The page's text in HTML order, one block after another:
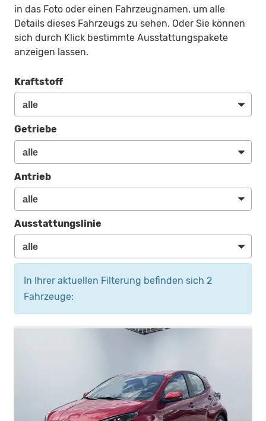
in das Foto oder einen Fahrzeugnamen, um alle
Details dieses Fahrzeugs zu sehen. Oder Sie können
sich durch Klick bestimmte Ausstattungspakete
anzeigen lassen.
Kraftstoff
Getriebe
Antrieb
Ausstattungslinie
In Ihrer aktuellen Filterung befinden sich 2
Fahrzeuge: